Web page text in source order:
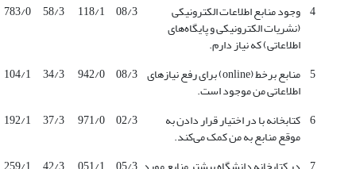
4 وجود منابع اطلاعات الکترونیکی
(نشریات الکترونیکی و پایگاه‌های
اطلاعاتی) که نیاز دارم.
08/3
118/1
58/3
783/0
5 منابع برخط (online) برای رفع نیازهای
اطلاعاتی من موجود است.
08/3
942/0
34/3
104/1
6 کتابخانه با در اختیار قرار دادن به
موقع منابع به من کمک می‌کند.
02/3
971/0
37/3
192/1